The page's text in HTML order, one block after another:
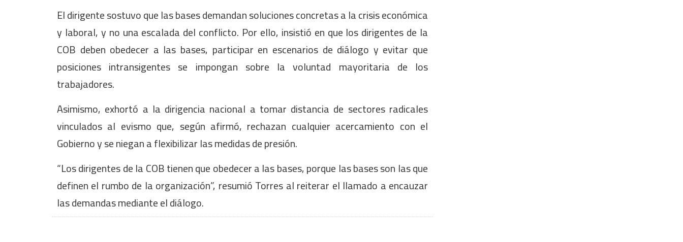
El dirigente sostuvo que las bases demandan soluciones concretas a la crisis económica
y laboral, y no una escalada del conflicto. Por ello, insistió en que los dirigentes de la
COB deben obedecer a las bases, participar en escenarios de diálogo y evitar que
posiciones intransigentes se impongan sobre la voluntad mayoritaria de los
trabajadores.
Asimismo, exhortó a la dirigencia nacional a tomar distancia de sectores radicales
vinculados al evismo que, según afirmó, rechazan cualquier acercamiento con el
Gobierno y se niegan a flexibilizar las medidas de presión.
“Los dirigentes de la COB tienen que obedecer a las bases, porque las bases son las que
definen el rumbo de la organización”, resumió Torres al reiterar el llamado a encauzar
las demandas mediante el diálogo.